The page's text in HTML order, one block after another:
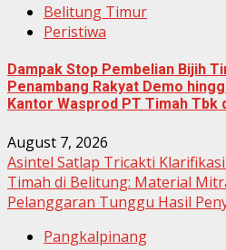
Belitung Timur
Peristiwa
Dampak Stop Pembelian Bijih
Penambang Rakyat Demo
Kantor Wasprod PT Timah Tbk
August 7, 2026
Asintel Satlap Tricakti
Timah di Belitung: Material
Pelanggaran Tunggu Hasil
Pangkalpinang